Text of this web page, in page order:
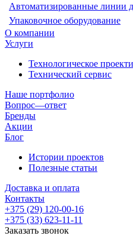
Автоматизированные линии
Упаковочное оборудование
О компании
Услуги
Технологическое
Технический сервис
Наше портфолио
Вопрос—ответ
Бренды
Акции
Блог
Истории проектов
Полезные статьи
Доставка и оплата
Контакты
+375 (29) 120-00-16
+375 (33) 623-11-11
Заказать звонок